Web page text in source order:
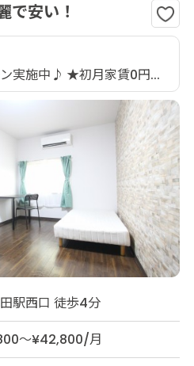
で安い！
実施中♪ ★初月家賃0円...
駅西口 徒歩4分
～¥42,800/月